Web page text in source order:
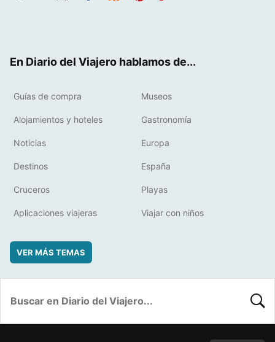
En Diario del Viajero hablamos de...
Guías de compra Museos
Alojamientos y hoteles Gastronomía
Noticias Europa
Destinos España
Cruceros Playas
Aplicaciones viajeras Viajar con niños
VER MÁS TEMAS